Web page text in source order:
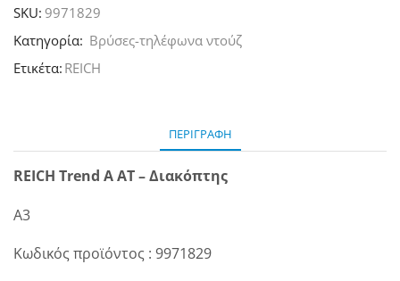
SKU: 9971829
Κατηγορία: Βρύσες-τηλέφωνα ντούζ
Ετικέτα: REICH
ΠΕΡΙΓΡΑΦΉ
REICH Trend A AT – Διακόπτης
A3
Κωδικός προϊόντος : 9971829